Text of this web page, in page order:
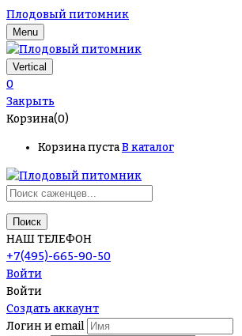
Плодовый питомник
Menu
Vertical
0
Закрыть
Корзина(0)
Корзина пустаВ каталог
Поиск
НАШ ТЕЛЕФОН
+7(495)-665-90-50
Войти
Войти
Создать аккаунт
Логин и email